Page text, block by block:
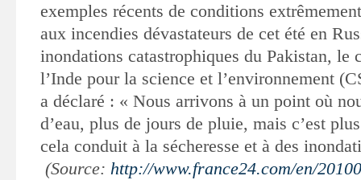
exemples récents de conditions
aux incendies dévastateurs de cet été en
inondations catastrophiques du Pakistan, le
l’Inde pour la science et l’environnement
a déclaré : « Nous arrivons à un point où
d’eau, plus de jours de pluie, mais c’est
cela conduit à la sécheresse et à des
(Source: http://www.france24.com/en/